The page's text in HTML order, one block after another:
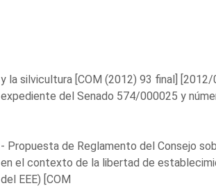
y la silvicultura [COM (2012) 93 final]
expediente del Senado 574/000025 y
- Propuesta de Reglamento del Consejo
en el contexto de la libertad de
del EEE) [COM